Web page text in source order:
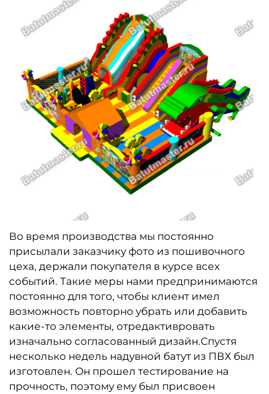
Во время производства мы постоянно
присылали заказчику фото из пошивочного
цеха, держали покупателя в курсе всех
событий. Такие меры нами предпринимаются
постоянно для того, чтобы клиент имел
возможность повторно убрать или добавить
какие-то элементы, отредактивровать
изначально согласованный дизайн.Спустя
несколько недель надувной батут из ПВХ был
изготовлен. Он прошел тестирование на
прочность, поэтому ему был присвоен